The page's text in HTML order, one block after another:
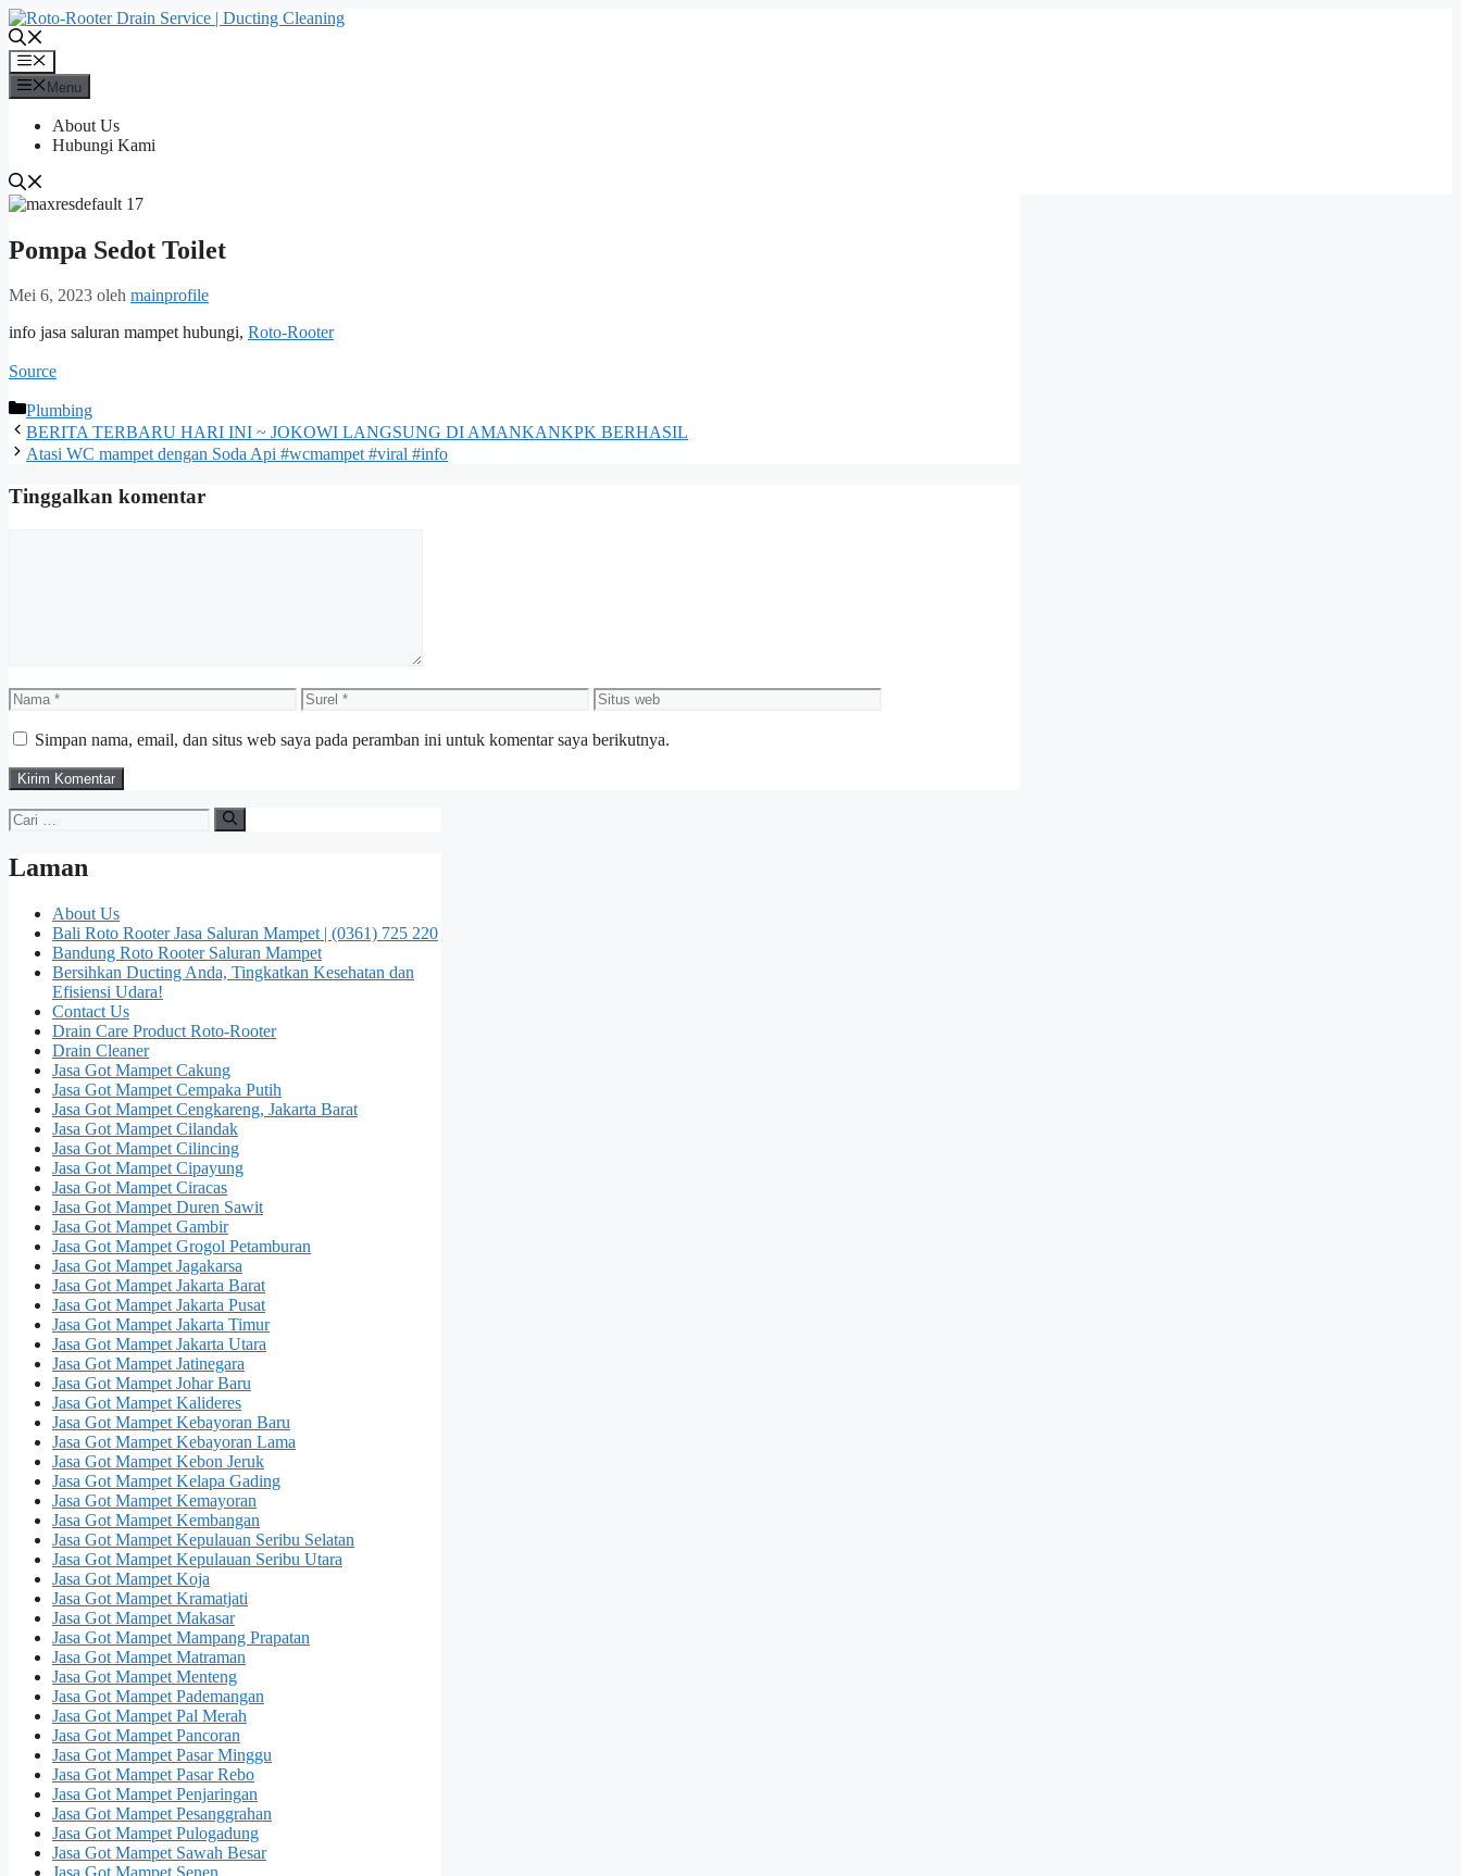
Langsung
ke
isi
Menu
Menu
About Us
Hubungi Kami
Pompa Sedot Toilet
Mei 6, 2023 oleh mainprofile
info jasa saluran mampet hubungi, Roto-Rooter
Source
Kategori
Plumbing
BERITA TERBARU HARI INI ~ JOKOWI LANGSUNG DI AMANKANKPK BERHASIL
Atasi WC mampet dengan Soda Api #wcmampet #viral #info
Tinggalkan komentar
Nama Surel
Situs
web
Simpan nama, email, dan situs web saya pada peramban ini untuk komentar saya berikutnya.
Cari
untuk:
Laman
About Us
Bali Roto Rooter Jasa Saluran Mampet | (0361) 725 220
Bandung Roto Rooter Saluran Mampet
Bersihkan Ducting Anda, Tingkatkan Kesehatan dan
Efisiensi Udara!
Contact Us
Drain Care Product Roto-Rooter
Drain Cleaner
Jasa Got Mampet Cakung
Jasa Got Mampet Cempaka Putih
Jasa Got Mampet Cengkareng, Jakarta Barat
Jasa Got Mampet Cilandak
Jasa Got Mampet Cilincing
Jasa Got Mampet Cipayung
Jasa Got Mampet Ciracas
Jasa Got Mampet Duren Sawit
Jasa Got Mampet Gambir
Jasa Got Mampet Grogol Petamburan
Jasa Got Mampet Jagakarsa
Jasa Got Mampet Jakarta Barat
Jasa Got Mampet Jakarta Pusat
Jasa Got Mampet Jakarta Timur
Jasa Got Mampet Jakarta Utara
Jasa Got Mampet Jatinegara
Jasa Got Mampet Johar Baru
Jasa Got Mampet Kalideres
Jasa Got Mampet Kebayoran Baru
Jasa Got Mampet Kebayoran Lama
Jasa Got Mampet Kebon Jeruk
Jasa Got Mampet Kelapa Gading
Jasa Got Mampet Kemayoran
Jasa Got Mampet Kembangan
Jasa Got Mampet Kepulauan Seribu Selatan
Jasa Got Mampet Kepulauan Seribu Utara
Jasa Got Mampet Koja
Jasa Got Mampet Kramatjati
Jasa Got Mampet Makasar
Jasa Got Mampet Mampang Prapatan
Jasa Got Mampet Matraman
Jasa Got Mampet Menteng
Jasa Got Mampet Pademangan
Jasa Got Mampet Pal Merah
Jasa Got Mampet Pancoran
Jasa Got Mampet Pasar Minggu
Jasa Got Mampet Pasar Rebo
Jasa Got Mampet Penjaringan
Jasa Got Mampet Pesanggrahan
Jasa Got Mampet Pulogadung
Jasa Got Mampet Sawah Besar
Jasa Got Mampet Senen